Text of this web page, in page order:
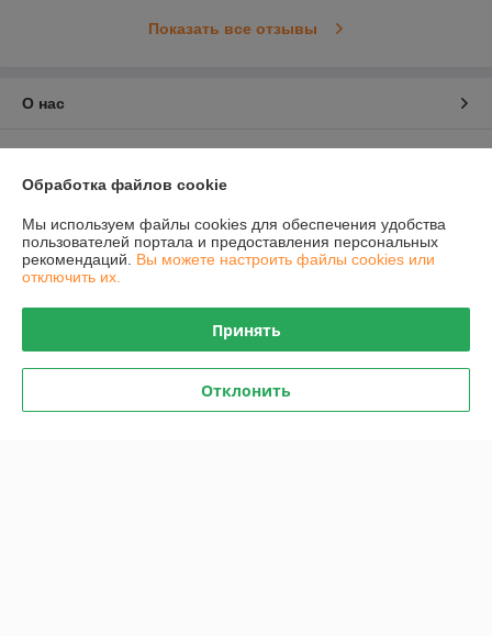
Показать все отзывы
О нас
График работы
Полная версия сайта
Сайт создан на платформе Deal.by
Обработка файлов cookie
Мы используем файлы cookies для обеспечения удобства
пользователей портала и предоставления персональных
рекомендаций. Вы можете настроить файлы cookies или
отключить их.
Принять
Отклонить